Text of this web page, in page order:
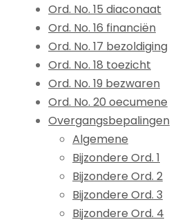
Ord. No. 15 diaconaat
Ord. No. 16 financiën
Ord. No. 17 bezoldiging
Ord. No. 18 toezicht
Ord. No. 19 bezwaren
Ord. No. 20 oecumene
Overgangsbepalingen
Algemene
Bijzondere Ord. 1
Bijzondere Ord. 2
Bijzondere Ord. 3
Bijzondere Ord. 4